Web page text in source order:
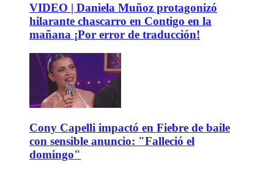
VIDEO | Daniela Muñoz protagonizó
hilarante chascarro en Contigo en la
mañana ¡Por error de traducción!
Cony Capelli impactó en Fiebre de baile
con sensible anuncio: "Falleció el
domingo"